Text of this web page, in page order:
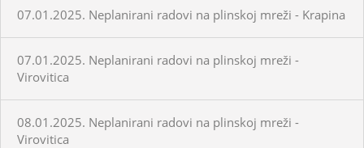
07.01.2025. Neplanirani radovi na plinskoj mreži - Krapina
07.01.2025. Neplanirani radovi na plinskoj mreži -
Virovitica
08.01.2025. Neplanirani radovi na plinskoj mreži -
Virovitica